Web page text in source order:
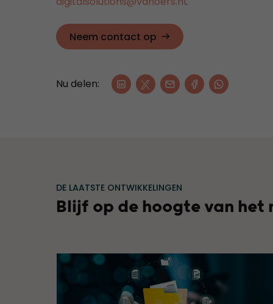
Neem contact op
Nu delen:
DE LAATSTE ONTWIKKELINGEN
Blijf op de hoogte van het